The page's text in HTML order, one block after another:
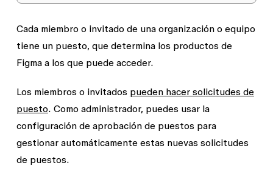
Cada miembro o invitado de una organización o equipo
tiene un puesto, que determina los productos de
Figma a los que puede acceder.
Los miembros o invitados pueden hacer solicitudes de
puesto. Como administrador, puedes usar la
configuración de aprobación de puestos para
gestionar automáticamente estas nuevas solicitudes
de puestos.